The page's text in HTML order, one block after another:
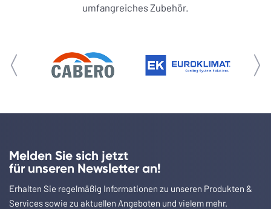
umfangreiches Zubehör.
Melden Sie sich jetzt
für unseren Newsletter an!
Erhalten Sie regelmäßig Informationen zu unseren Produkten &
Services sowie zu aktuellen Angeboten und vielem mehr.